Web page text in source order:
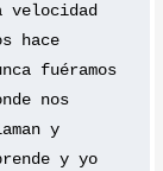
velocidad
hace
fuéramos
nos
y
y yo